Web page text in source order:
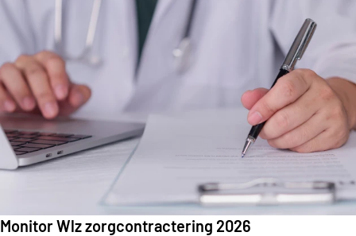
Monitor Wlz zorgcontractering 2026